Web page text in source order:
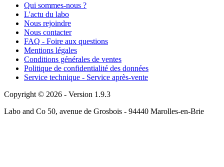
Qui sommes-nous ?
L'actu du labo
Nous rejoindre
Nous contacter
FAQ - Foire aux questions
Mentions légales
Conditions générales de ventes
Politique de confidentialité des données
Service technique - Service après-vente
Copyright © 2026 - Version 1.9.3
Labo and Co 50, avenue de Grosbois - 94440 Marolles-en-Brie